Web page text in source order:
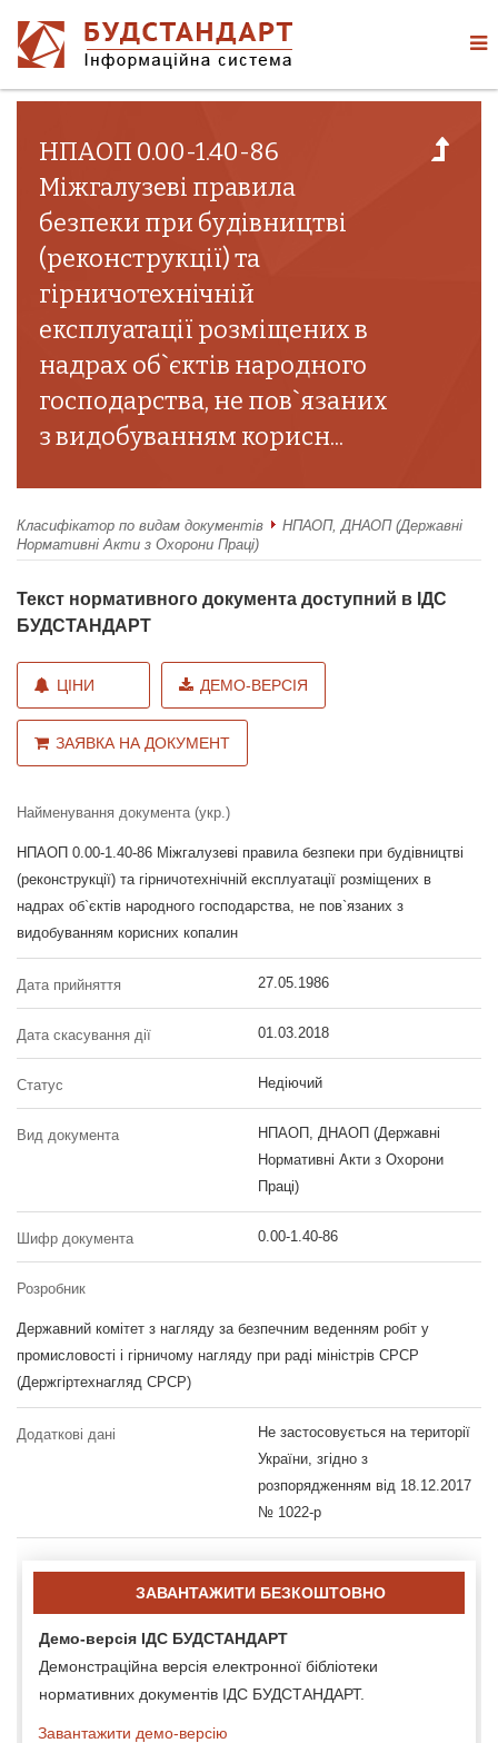
НПАОП 0.00-1.40-86
Міжгалузеві правила
безпеки при будівництві
(реконструкції) та
гірничотехнічній
експлуатації розміщених в
надрах об`єктів народного
господарства, не пов`язаних
з видобуванням корисн...
Класифікатор по видам документів
НПАОП, ДНАОП (Державні
Нормативні Акти з Охорони Праці)
Текст нормативного документа доступний в ІДС
БУДСТАНДАРТ
ЦІНИ ДЕМО-ВЕРСІЯ
ЗАЯВКА НА ДОКУМЕНТ
Найменування документа (укр.)
НПАОП 0.00-1.40-86 Міжгалузеві правила безпеки при будівництві
(реконструкції) та гірничотехнічній експлуатації розміщених в
надрах об`єктів народного господарства, не пов`язаних з
видобуванням корисних копалин
Дата прийняття 27.05.1986
Дата скасування дії 01.03.2018
Статус Недіючий
Вид документа
НПАОП, ДНАОП (Державні
Нормативні Акти з Охорони
Праці)
Шифр документа 0.00-1.40-86
Розробник
Державний комітет з нагляду за безпечним веденням робіт у
промисловості і гірничому нагляду при раді міністрів СРСР
(Держгіртехнагляд СРСР)
Додаткові дані
Не застосовується на території
України, згідно з
розпорядженням від 18.12.2017
№ 1022-р
ЗАВАНТАЖИТИ БЕЗКОШТОВНО
Демо-версія ІДС БУДСТАНДАРТ
Демонстраційна версія електронної бібліотеки
нормативних документів ІДС БУДСТАНДАРТ.
Завантажити демо-версію